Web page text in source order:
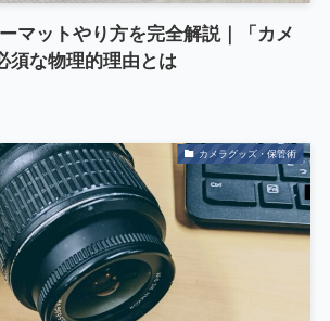
マットやり方を完全解説｜「カメ
須な物理的理由とは
カメラグッズ・保管術